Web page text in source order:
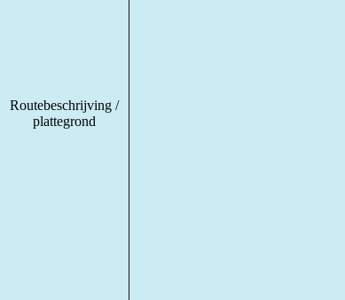
Routebeschrijving /
plattegrond